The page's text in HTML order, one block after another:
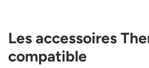
Les accessoires
compatible